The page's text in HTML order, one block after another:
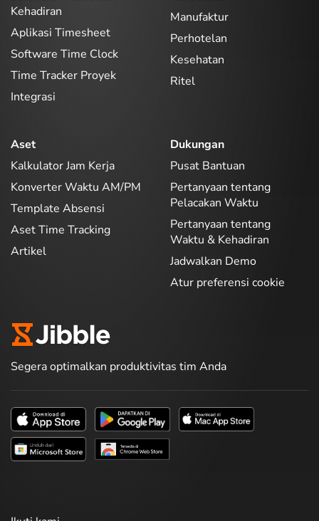
Kehadiran
Aplikasi Timesheet
Software Time Clock
Time Tracker Proyek
Integrasi
Manufaktur
Perhotelan
Kesehatan
Ritel
Aset
Kalkulator Jam Kerja
Konverter Waktu AM/PM
Template Absensi
Aset Time Tracking
Artikel
Dukungan
Pusat Bantuan
Pertanyaan tentang
Pelacakan Waktu
Pertanyaan tentang
Waktu & Kehadiran
Jadwalkan Demo
Atur preferensi cookie
Segera optimalkan produktivitas tim Anda